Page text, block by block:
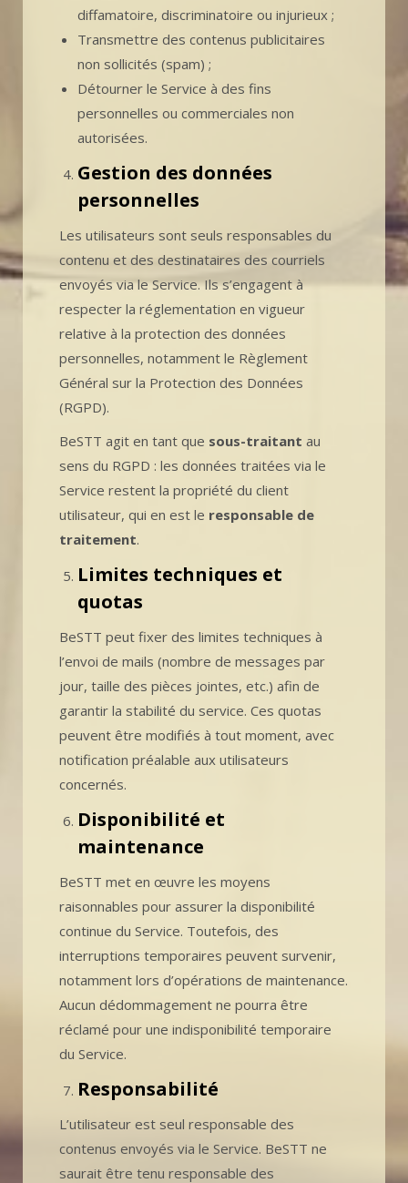
diffamatoire, discriminatoire ou injurieux ;
Transmettre des contenus publicitaires
non sollicités (spam) ;
Détourner le Service à des fins
personnelles ou commerciales non
autorisées.
Gestion des données
personnelles
Les utilisateurs sont seuls responsables du
contenu et des destinataires des courriels
envoyés via le Service. Ils s’engagent à
respecter la réglementation en vigueur
relative à la protection des données
personnelles, notamment le Règlement
Général sur la Protection des Données
(RGPD).
BeSTT agit en tant que sous-traitant au
sens du RGPD : les données traitées via le
Service restent la propriété du client
utilisateur, qui en est le responsable de
traitement.
Limites techniques et
quotas
BeSTT peut fixer des limites techniques à
l’envoi de mails (nombre de messages par
jour, taille des pièces jointes, etc.) afin de
garantir la stabilité du service. Ces quotas
peuvent être modifiés à tout moment, avec
notification préalable aux utilisateurs
concernés.
Disponibilité et
maintenance
BeSTT met en œuvre les moyens
raisonnables pour assurer la disponibilité
continue du Service. Toutefois, des
interruptions temporaires peuvent survenir,
notamment lors d’opérations de maintenance.
Aucun dédommagement ne pourra être
réclamé pour une indisponibilité temporaire
du Service.
Responsabilité
L’utilisateur est seul responsable des
contenus envoyés via le Service. BeSTT ne
saurait être tenu responsable des